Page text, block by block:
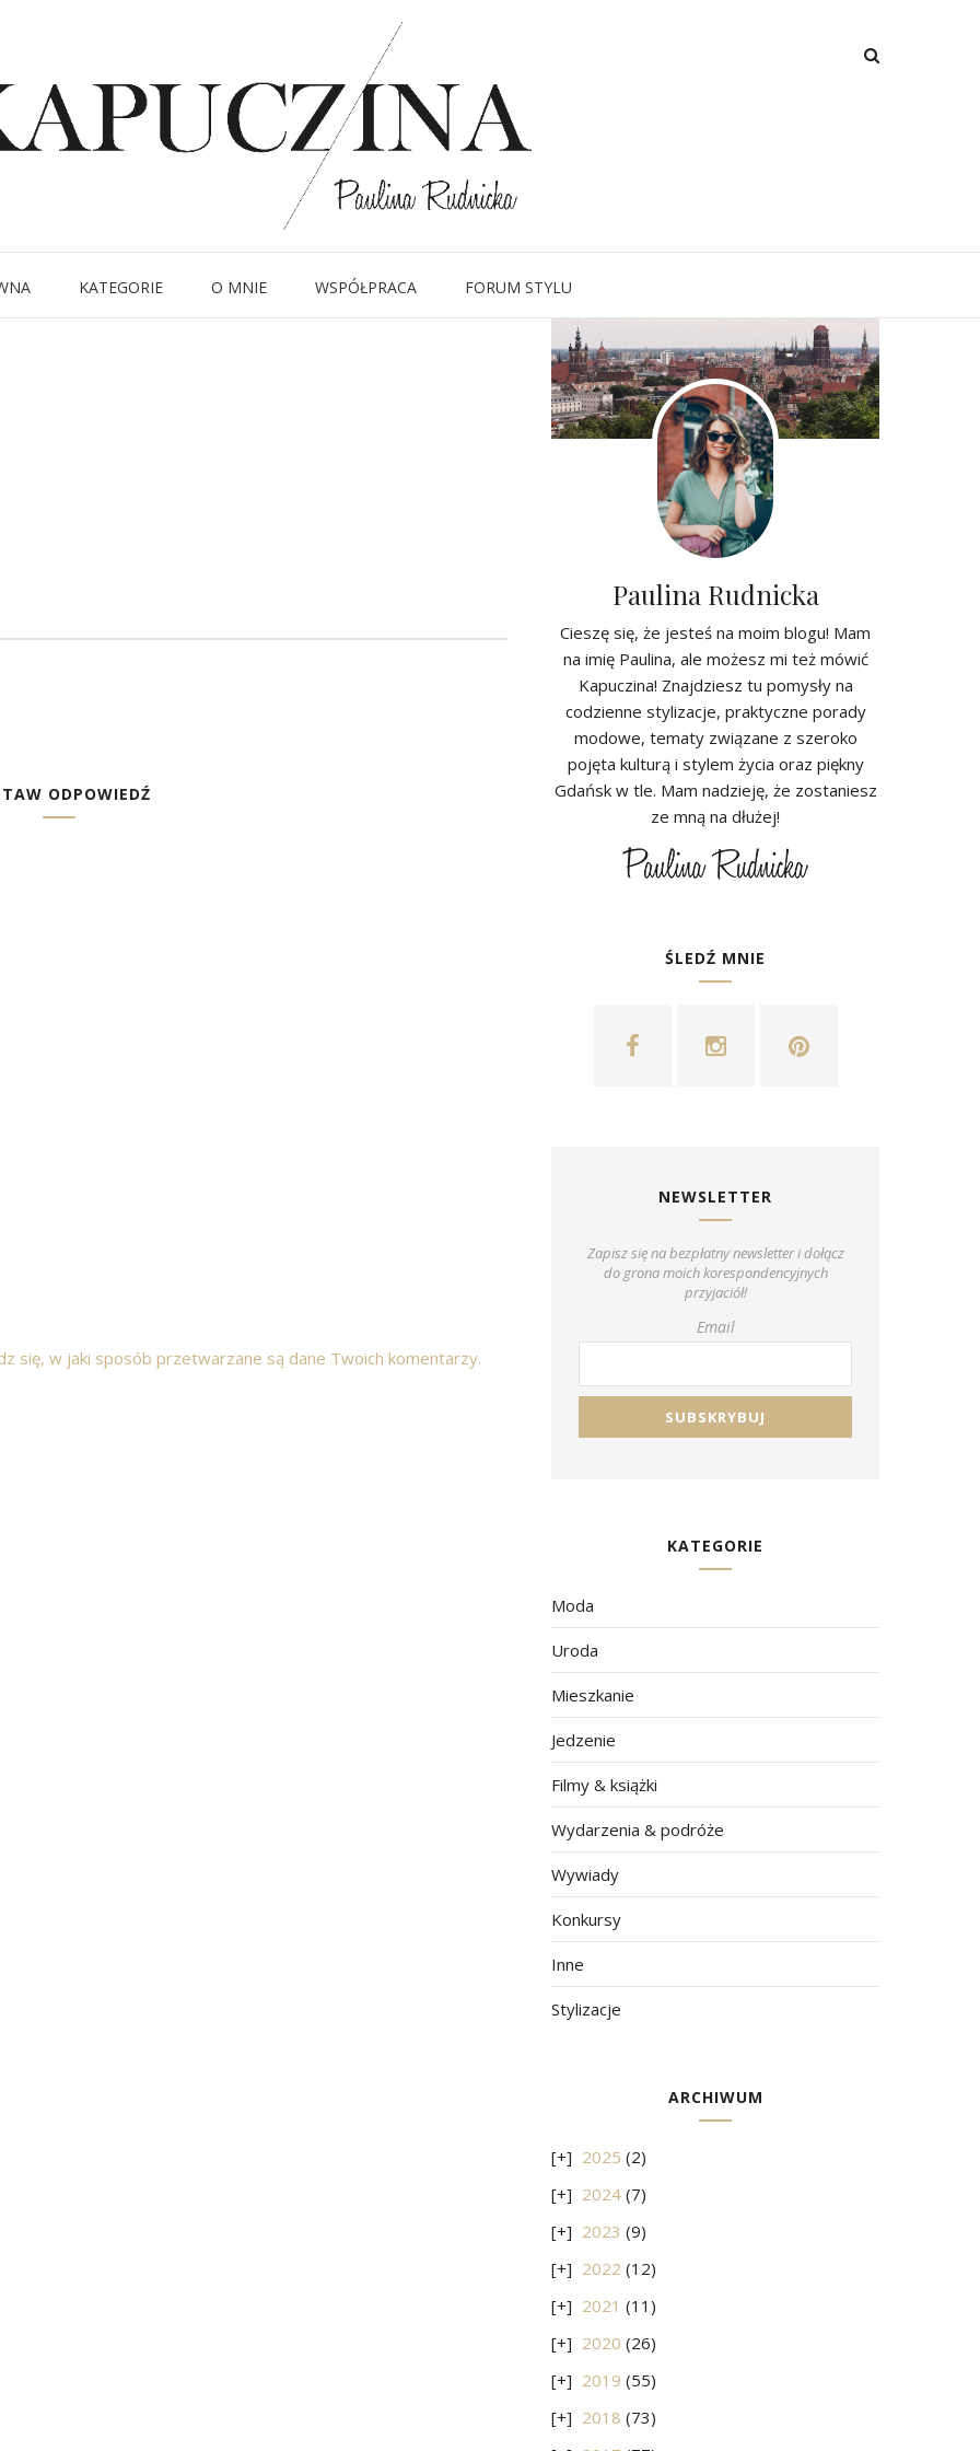
KATEGORIE O MNIE WSPÓŁPRACA FORUM STYLU
_DSC0584
Written byKapuczina in
ODPOWIEDŹ
się, w jaki sposób przetwarzane są dane Twoich komentarzy.
Paulina Rudnicka
Cieszę się, że jesteś na moim blogu! Mam
na imię Paulina, ale możesz mi też mówić
Kapuczina! Znajdziesz tu pomysły na
codzienne stylizacje, praktyczne porady
modowe, tematy związane z szeroko
pojęta kulturą i stylem życia oraz piękny
Gdańsk w tle. Mam nadzieję, że zostaniesz
ze mną na dłużej!
ŚLEDŹ MNIE
NEWSLETTER
Zapisz się na bezpłatny newsletter i dołącz
do grona moich korespondencyjnych
przyjaciół!
Email
KATEGORIE
Moda
Uroda
Mieszkanie
Jedzenie
Filmy & książki
Wydarzenia & podróże
Wywiady
Konkursy
Inne
Stylizacje
ARCHIWUM
2025 (2)
2024 (7)
2023 (9)
2022 (12)
2021 (11)
2020 (26)
2019 (55)
2018 (73)